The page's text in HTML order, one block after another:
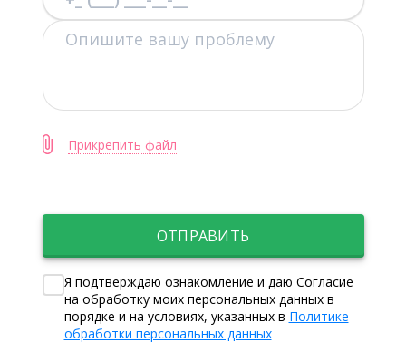
Прикрепить файл
ОТПРАВИТЬ
Я подтверждаю ознакомление и даю Согласие
на обработку моих персональных данных в
порядке и на условиях, указанных в Политике
обработки персональных данных